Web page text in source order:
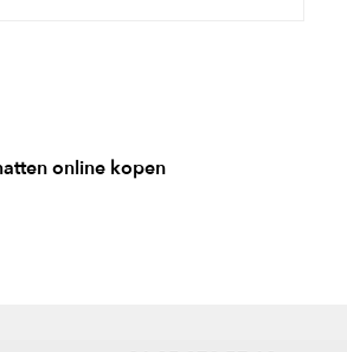
online kopen